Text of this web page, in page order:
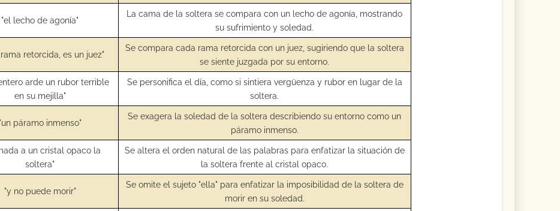
"el lecho de agonía"
La cama de la soltera se compara con un lecho de agonía, mostrando
su sufrimiento y soledad.
retorcida, es un juez"
Se compara cada rama retorcida con un juez, sugiriendo que la soltera
se siente juzgada por su entorno.
arde un rubor terrible
en su mejilla"
Se personifica el día, como si sintiera vergüenza y rubor en lugar de la
soltera.
"un páramo inmenso"
Se exagera la soledad de la soltera describiendo su entorno como un
páramo inmenso.
a un cristal opaco la
soltera"
Se altera el orden natural de las palabras para enfatizar la situación de
la soltera frente al cristal opaco.
"y no puede morir"
Se omite el sujeto "ella" para enfatizar la imposibilidad de la soltera de
morir en su soledad.